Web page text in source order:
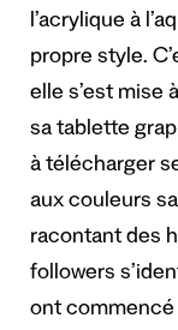
l’acrylique à
propre style.
elle s’est mise
sa tablette
à télécharger
aux couleurs
racontant des
followers
ont commencé